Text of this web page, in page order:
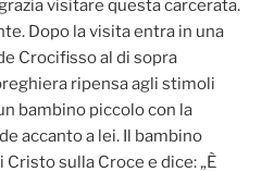
visitare questa carcerata.
Dopo la visita entra in una
Crocifisso al di sopra
ripensa agli stimoli
bambino piccolo con la
accanto a lei. Il bambino
sulla Croce e dice: „È